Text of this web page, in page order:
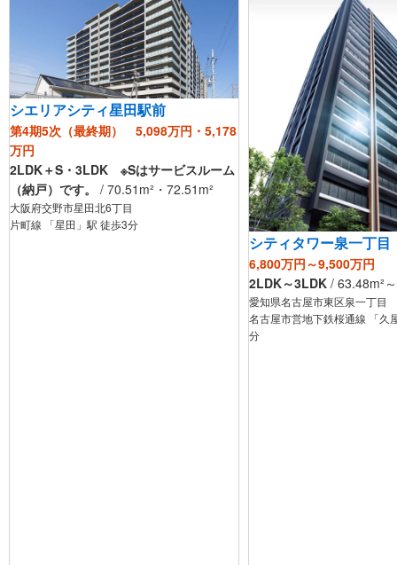
シエリアシティ星田駅前
第4期5次（最終期） 5,098万円・5,178
万円
2LDK＋S・3LDK ※Sはサービスルーム
（納戸）です。
/ 70.51 m² ・72.51 m²
大阪府交野市星田北6丁目
片町線 「星田」駅 徒歩3分
シティタワー泉一丁目
6,800万円～9,500万円
2LDK～3LDK / 63.48m²
愛知県名古屋市東区泉一丁目
名古屋市営地下鉄桜通線 「久
分